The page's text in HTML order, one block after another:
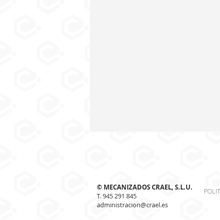
© MECANIZADOS CRAEL, S.L.U.
T. 945 291 845
administracion@crael.es